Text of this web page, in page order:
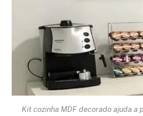
Kit cozinha MDF decorado ajuda a